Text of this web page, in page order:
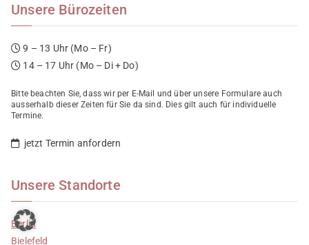
Unsere Bürozeiten
9 – 13 Uhr (Mo – Fr)
14 – 17 Uhr (Mo – Di + Do)
Bitte beachten Sie, dass wir per E-Mail und über unsere Formulare auch
ausserhalb dieser Zeiten für Sie da sind. Dies gilt auch für individuelle
Termine.
jetzt Termin anfordern
Unsere Standorte
Berlin
Bielefeld